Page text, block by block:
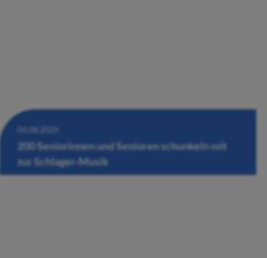
06.08.2026
200 Seniorinnen und Senioren schunkeln mit
zur Schlager-Musik